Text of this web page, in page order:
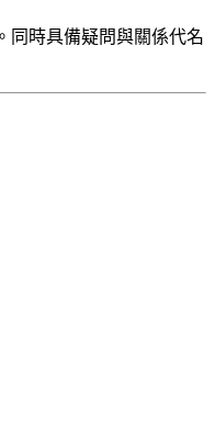
同時具備疑問與關係代名